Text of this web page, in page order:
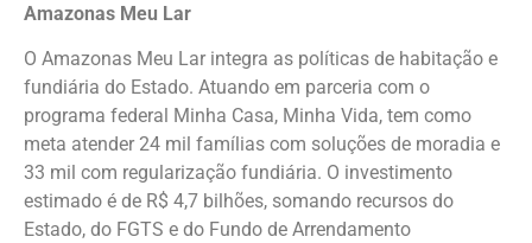
Amazonas Meu Lar
O Amazonas Meu Lar integra as políticas de habitação e
fundiária do Estado. Atuando em parceria com o
programa federal Minha Casa, Minha Vida, tem como
meta atender 24 mil famílias com soluções de moradia e
33 mil com regularização fundiária. O investimento
estimado é de R$ 4,7 bilhões, somando recursos do
Estado, do FGTS e do Fundo de Arrendamento